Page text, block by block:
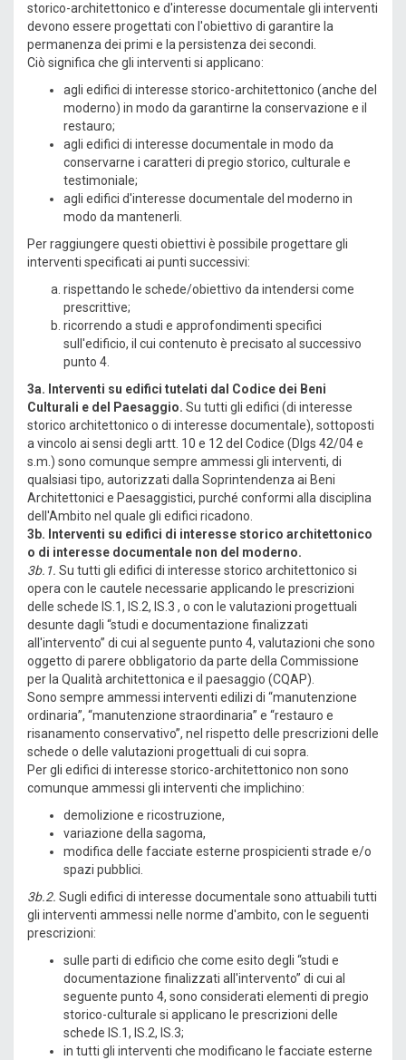
storico-architettonico e d'interesse documentale gli interventi
devono essere progettati con l'obiettivo di garantire la
permanenza dei primi e la persistenza dei secondi.
Ciò significa che gli interventi si applicano:
agli edifici di interesse storico-architettonico (anche del
moderno) in modo da garantirne la conservazione e il
restauro;
agli edifici di interesse documentale in modo da
conservarne i caratteri di pregio storico, culturale e
testimoniale;
agli edifici d'interesse documentale del moderno in
modo da mantenerli.
Per raggiungere questi obiettivi è possibile progettare gli
interventi specificati ai punti successivi:
rispettando le schede/obiettivo da intendersi come
prescrittive;
ricorrendo a studi e approfondimenti specifici
sull'edificio, il cui contenuto è precisato al successivo
punto 4.
3a. Interventi su edifici tutelati dal Codice dei Beni
Culturali e del Paesaggio. Su tutti gli edifici (di interesse
storico architettonico o di interesse documentale), sottoposti
a vincolo ai sensi degli artt. 10 e 12 del Codice (Dlgs 42/04 e
s.m.) sono comunque sempre ammessi gli interventi, di
qualsiasi tipo, autorizzati dalla Soprintendenza ai Beni
Architettonici e Paesaggistici, purché conformi alla disciplina
dell'Ambito nel quale gli edifici ricadono.
3b. Interventi su edifici di interesse storico architettonico
o di interesse documentale non del moderno.
3b.1. Su tutti gli edifici di interesse storico architettonico si
opera con le cautele necessarie applicando le prescrizioni
delle schede IS.1, IS.2, IS.3 , o con le valutazioni progettuali
desunte dagli “studi e documentazione finalizzati
all'intervento” di cui al seguente punto 4, valutazioni che sono
oggetto di parere obbligatorio da parte della Commissione
per la Qualità architettonica e il paesaggio (CQAP).
Sono sempre ammessi interventi edilizi di “manutenzione
ordinaria”, “manutenzione straordinaria” e “restauro e
risanamento conservativo”, nel rispetto delle prescrizioni delle
schede o delle valutazioni progettuali di cui sopra.
Per gli edifici di interesse storico-architettonico non sono
comunque ammessi gli interventi che implichino:
demolizione e ricostruzione,
variazione della sagoma,
modifica delle facciate esterne prospicienti strade e/o
spazi pubblici.
3b.2. Sugli edifici di interesse documentale sono attuabili tutti
gli interventi ammessi nelle norme d'ambito, con le seguenti
prescrizioni:
sulle parti di edificio che come esito degli “studi e
documentazione finalizzati all'intervento” di cui al
seguente punto 4, sono considerati elementi di pregio
storico-culturale si applicano le prescrizioni delle
schede IS.1, IS.2, IS.3;
in tutti gli interventi che modificano le facciate esterne